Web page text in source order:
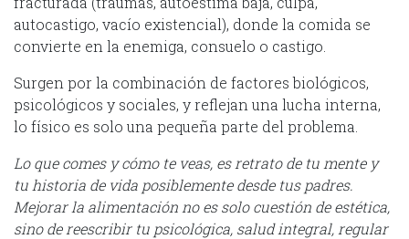
autocastigo, vacío existencial), donde la comida se
convierte en la enemiga, consuelo o castigo.
Surgen por la combinación de factores biológicos,
psicológicos y sociales, y reflejan una lucha interna,
lo físico es solo una pequeña parte del problema.
Lo que comes y cómo te veas, es retrato de tu mente y
tu historia de vida posiblemente desde tus padres.
Mejorar la alimentación no es solo cuestión de estética,
sino de reescribir tu psicológica, salud integral, regular